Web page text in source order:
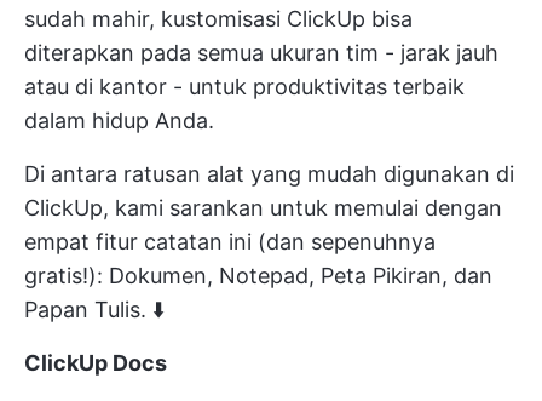
sudah mahir, kustomisasi ClickUp bisa
diterapkan pada semua ukuran tim - jarak jauh
atau di kantor - untuk produktivitas terbaik
dalam hidup Anda.
Di antara ratusan alat yang mudah digunakan di
ClickUp, kami sarankan untuk memulai dengan
empat fitur catatan ini (dan sepenuhnya
gratis!): Dokumen, Notepad, Peta Pikiran, dan
Papan Tulis. ⬇️
ClickUp Docs